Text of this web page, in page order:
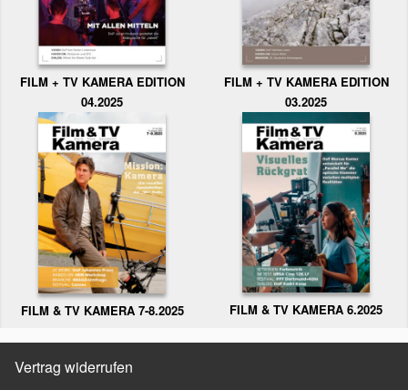
FILM + TV KAMERA EDITION
04.2025
FILM + TV KAMERA EDITION
03.2025
FILM & TV KAMERA 7-8.2025 FILM & TV KAMERA 6.2025
Vertrag widerrufen